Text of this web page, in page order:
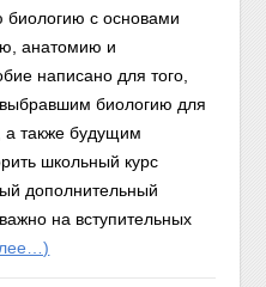
с основами
анатомию и
написано для того,
биологию для
а также будущим
школьный курс
дополнительный
на вступительных